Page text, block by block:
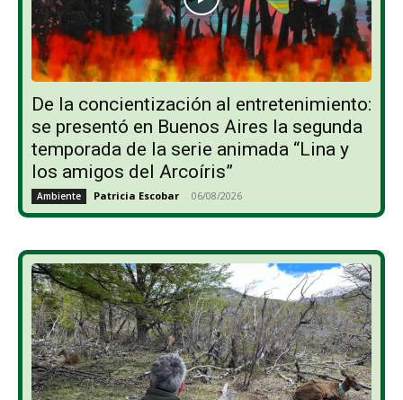
De la concientización al entretenimiento:
se presentó en Buenos Aires la segunda
temporada de la serie animada “Lina y
los amigos del Arcoíris”
Ambiente Patricia Escobar - 06/08/2026